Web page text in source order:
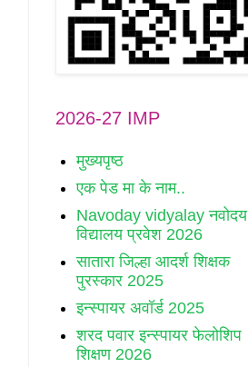
2026-27 IMP
मुख्यपृष्ठ
एक पेड मा के नाम..
Navoday vidyalay नवोदय
विद्यालय प्रवेश 2026
सातारा जिल्हा आदर्श शिक्षक
पुरस्कार 2025
इन्स्पायर अवॉर्ड 2025
शरद पवार इन्स्पायर फेलोशिप
शिक्षण 2026